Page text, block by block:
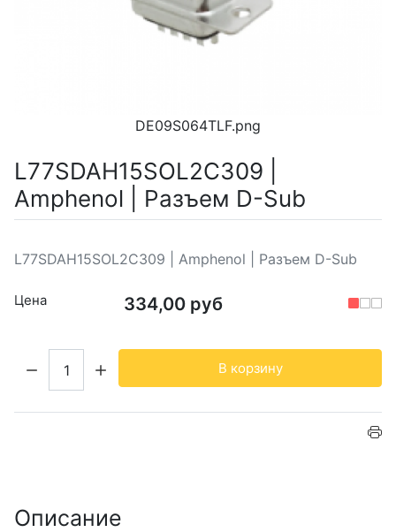
DE09S064TLF.png
L77SDAH15SOL2C309 |
Amphenol | Разъем D-Sub
L77SDAH15SOL2C309 | Amphenol | Разъем D-Sub
Цена 334,00 руб
В корзину
Описание